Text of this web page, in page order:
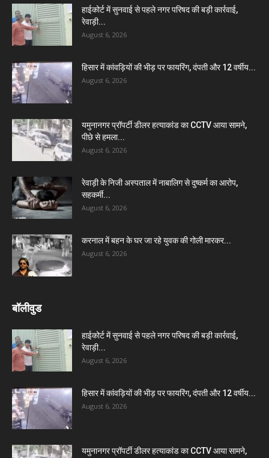
हाईकोर्ट में सुनवाई से पहले नगर परिषद की बड़ी कार्रवाई,
रेवाड़ी...
August 6, 2026
हिसार में कांवड़ियों की भीड़ पर फायरिंग, दंपती और 12 वर्षीय...
August 6, 2026
यमुनानगर प्रॉपर्टी डीलर हत्याकांड का CCTV आया सामने,
पीछे से हमला...
August 6, 2026
रेवाड़ी के निजी अस्पताल में नाबालिग से दुष्कर्म का आरोप,
सहकर्मी...
August 6, 2026
करनाल में बहन के घर जा रहे युवक की गोली मारकर...
August 6, 2026
बॉलीवुड
हाईकोर्ट में सुनवाई से पहले नगर परिषद की बड़ी कार्रवाई,
रेवाड़ी...
August 6, 2026
हिसार में कांवड़ियों की भीड़ पर फायरिंग, दंपती और 12 वर्षीय...
August 6, 2026
यमुनानगर प्रॉपर्टी डीलर हत्याकांड का CCTV आया सामने,